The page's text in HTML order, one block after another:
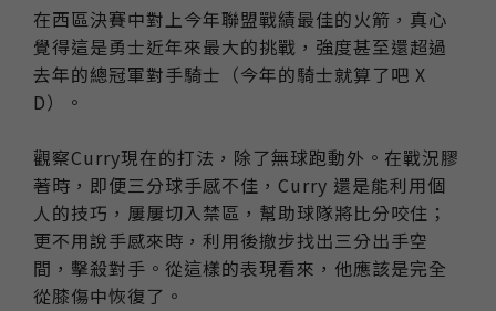
在西區決賽中對上今年聯盟戰績最佳的火箭，真心
覺得這是勇士近年來最大的挑戰，強度甚至還超過
去年的總冠軍對手騎士（今年的騎士就算了吧 X
D）。
觀察Curry現在的打法，除了無球跑動外。在戰況膠
著時，即便三分球手感不佳，Curry 還是能利用個
人的技巧，屢屢切入禁區，幫助球隊將比分咬住；
更不用說手感來時，利用後撤步找出三分出手空
間，擊殺對手。從這樣的表現看來，他應該是完全
從膝傷中恢復了。